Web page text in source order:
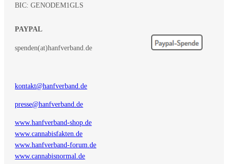
BIC: GENODEM1GLS
PAYPAL
spenden(at)hanfverband.de
kontakt@hanfverband.de
presse@hanfverband.de
www.hanfverband-shop.de
www.cannabisfakten.de
www.hanfverband-forum.de
www.cannabisnormal.de